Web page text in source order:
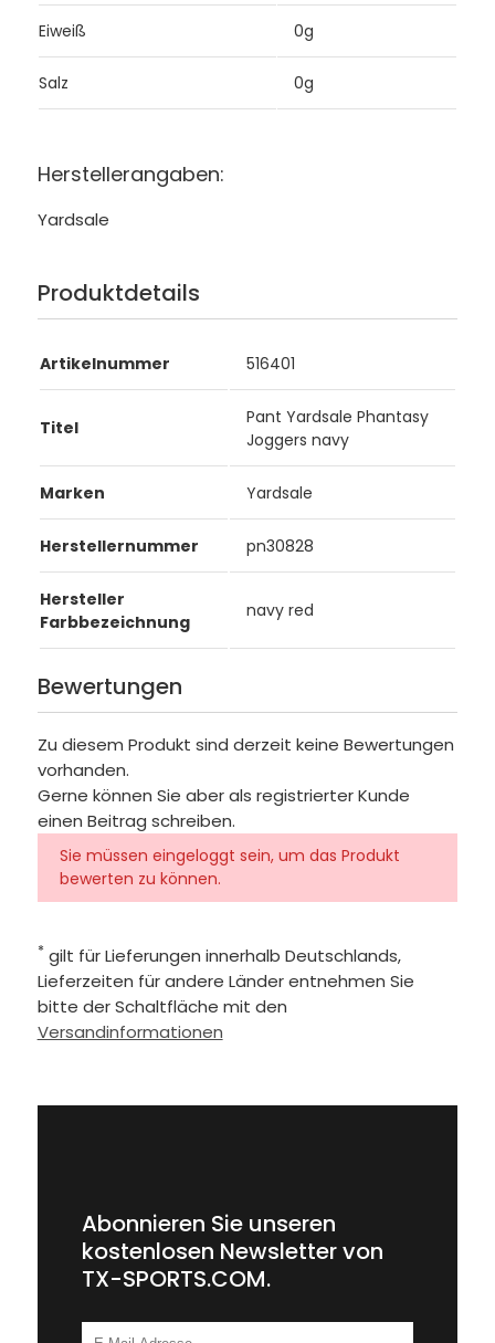
Eiweiß 0g
Salz 0g
Herstellerangaben:
Yardsale
Produktdetails
Artikelnummer 516401
Titel
Pant Yardsale Phantasy
Joggers navy
Marken Yardsale
Herstellernummer pn30828
Hersteller
Farbbezeichnung
navy red
Bewertungen
Zu diesem Produkt sind derzeit keine Bewertungen
vorhanden.
Gerne können Sie aber als registrierter Kunde
einen Beitrag schreiben.
Sie müssen eingeloggt sein, um das Produkt
bewerten zu können.
* gilt für Lieferungen innerhalb Deutschlands,
Lieferzeiten für andere Länder entnehmen Sie
bitte der Schaltfläche mit den
Versandinformationen
Abonnieren Sie unseren
kostenlosen Newsletter von
TX-SPORTS.COM.